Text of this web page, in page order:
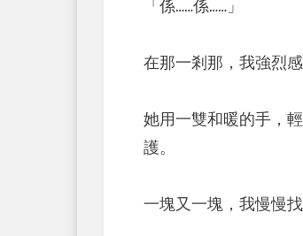
「係……係……」
在那一剎那，我強烈
她用一雙和暖的手，
護。
一塊又一塊，我慢慢